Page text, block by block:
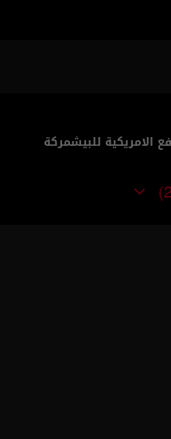
للبيشمركة